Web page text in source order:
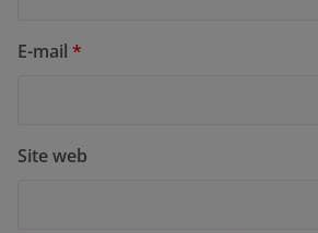
E-mail *
Site web